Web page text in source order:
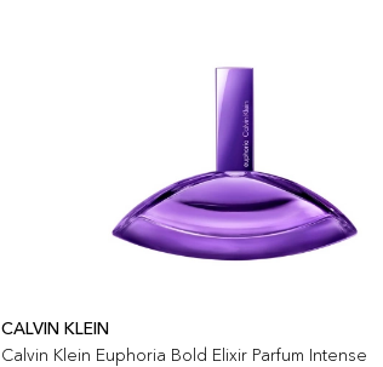
CALVIN KLEIN
Calvin Klein Euphoria Bold Elixir Parfum Intense